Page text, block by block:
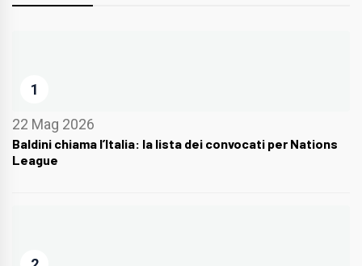
1
22 Mag 2026
Baldini chiama l’Italia: la lista dei convocati per Nations
League